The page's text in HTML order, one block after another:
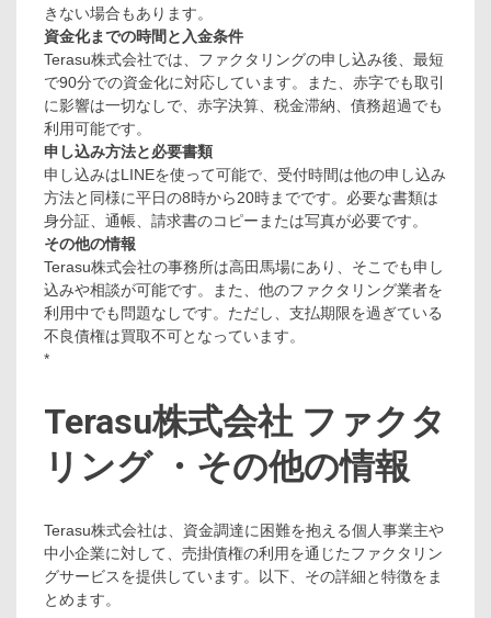
きない場合もあります。
資金化までの時間と入金条件
Terasu株式会社では、ファクタリングの申し込み後、最短
で90分での資金化に対応しています。また、赤字でも取引
に影響は一切なしで、赤字決算、税金滞納、債務超過でも
利用可能です。
申し込み方法と必要書類
申し込みはLINEを使って可能で、受付時間は他の申し込み
方法と同様に平日の8時から20時までです。必要な書類は
身分証、通帳、請求書のコピーまたは写真が必要です。
その他の情報
Terasu株式会社の事務所は高田馬場にあり、そこでも申し
込みや相談が可能です。また、他のファクタリング業者を
利用中でも問題なしです。ただし、支払期限を過ぎている
不良債権は買取不可となっています。
*
Terasu株式会社 ファクタ
リング ・その他の情報
Terasu株式会社は、資金調達に困難を抱える個人事業主や
中小企業に対して、売掛債権の利用を通じたファクタリン
グサービスを提供しています。以下、その詳細と特徴をま
とめます。